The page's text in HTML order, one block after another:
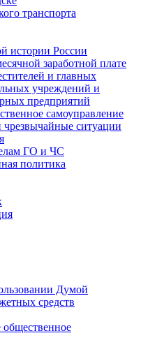
транспорта
истории России
заработной плате
и главных
учреждений и
предприятий
самоуправление
чрезвычайные ситуации
ГО и ЧС
политика
Думой
средств
общественное